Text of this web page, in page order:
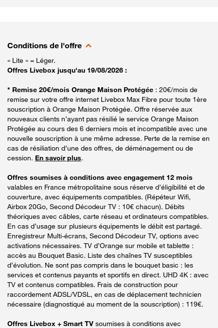
Conditions de l'offre
« Lite » = Léger.
Offres Livebox jusqu'au 19/08/2026 :
* Remise 20€/mois Orange Maison Protégée : 20€/mois de
remise sur votre offre internet Livebox Max Fibre pour toute 1ère
souscription à Orange Maison Protégée. Offre réservée aux
nouveaux clients n’ayant pas résilié le service Orange Maison
Protégée au cours des 6 derniers mois et incompatible avec une
nouvelle souscription à une même adresse. Perte de la remise en
cas de résiliation d’une des offres, de déménagement ou de
cession. En savoir plus.
Offres soumises à conditions avec engagement 12 mois
valables en France métropolitaine sous réserve d’éligibilité et de
couverture, avec équipements compatibles. (Répéteur Wifi,
Airbox 20Go, Second Décodeur TV : 10€ chacun). Débits
théoriques avec câbles, carte réseau et ordinateurs compatibles.
En cas d’usage sur plusieurs équipements le débit est partagé.
Enregistreur Multi-écrans, Second Décodeur TV, options avec
activations nécessaires. TV d’Orange sur mobile et tablette :
accès au Bouquet Basic. Liste des chaînes TV susceptibles
d’évolution. Ne sont pas compris dans le bouquet basic : les
services et contenus payants et sportifs en direct. UHD 4K : avec
TV et contenus compatibles. Frais de construction pour
raccordement ADSL/VDSL, en cas de déplacement technicien
nécessaire (diagnostiqué au moment de la souscription) : 119€.
Offres Livebox + Smart TV soumises à conditions avec